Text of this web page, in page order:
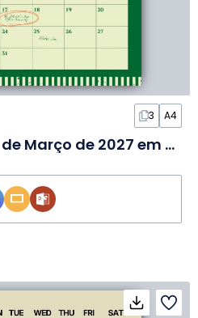
3 A4
Calendário Pessoal de Março de 2027 em Slides